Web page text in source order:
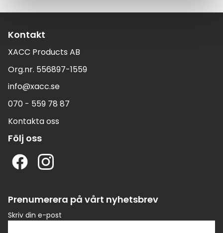
Kontakt
XACC Products AB
Org.nr. 556897-1559
info@xacc.se
070 - 559 78 87
Kontakta oss
Följ oss
Prenumerera på vårt nyhetsbrev
Skriv din e-post